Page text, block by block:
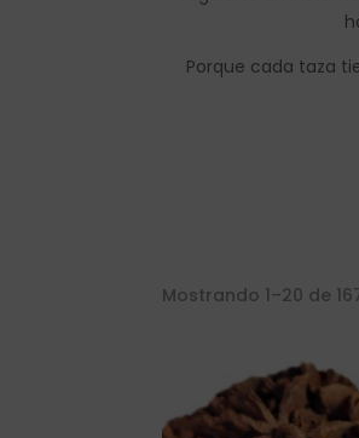
Porque cada taza
Mostrando 1–20 de